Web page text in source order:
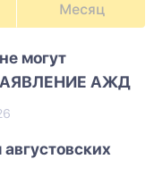
Месяц
могут
ЗАЯВЛЕНИЕ АЖД